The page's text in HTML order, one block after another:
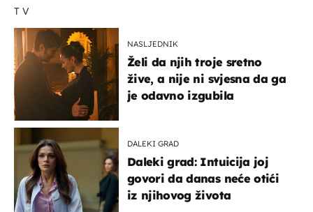
TV
NASLJEDNIK
Želi da njih troje sretno
žive, a nije ni svjesna da ga
je odavno izgubila
DALEKI GRAD
Daleki grad: Intuicija joj
govori da danas neće otići
iz njihovog života